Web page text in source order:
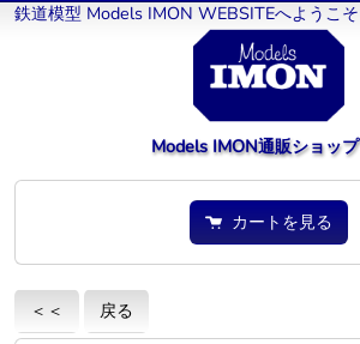
鉄道模型 Models IMON WEBSITEへようこそ
Models IMON通販ショップ
カートを見る
＜＜ 戻る